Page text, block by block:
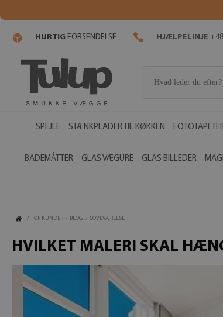
HURTIG FORSENDELSE HJÆLPELINJE
SPEJLE STÆNKPLADER TIL KØKKEN
BADEMÅTTER GLAS VÆGURE GLAS BILLEDER
/ FOR KUNDER / BLOG / SOVEVÆRELSE
HVILKET MALERI SKAL